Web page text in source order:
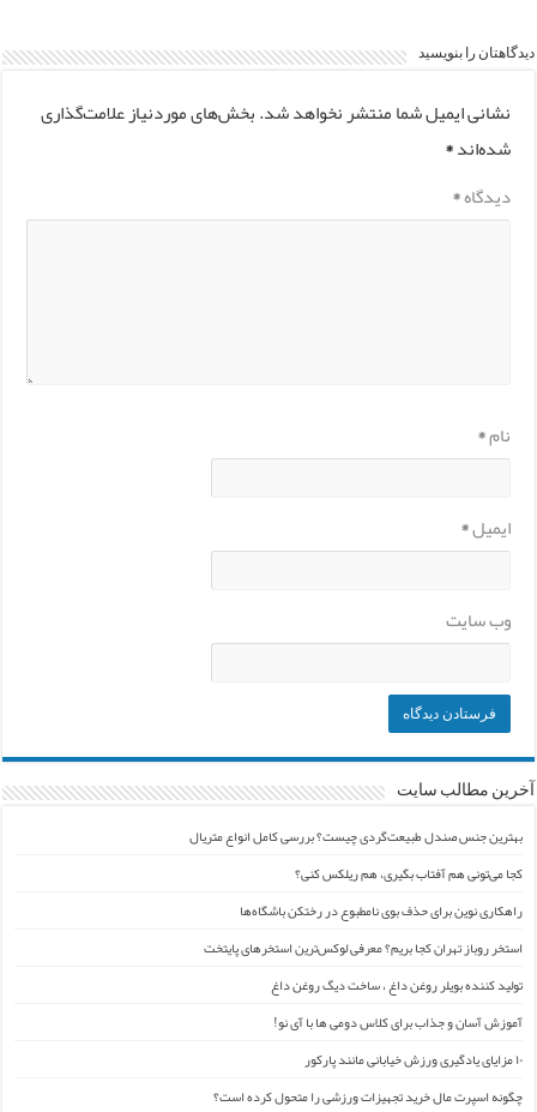
دیدگاهتان را بنویسید
نشانی ایمیل شما منتشر نخواهد شد.بخش‌های موردنیاز علامت‌گذاری
شده‌اند*
دیدگاه*
نام*
ایمیل*
وب‌ سایت
آخرین مطالب سایت
بهترین جنس صندل طبیعت‌گردی چیست؟ بررسی کامل انواع متریال
کجا می‌تونی هم آفتاب بگیری، هم ریلکس کنی؟
راهکاری نوین برای حذف بوی نامطبوع در رختکن باشگاه‌ها
استخر روباز تهران کجا بریم؟ معرفی لوکس‌ترین استخرهای پایتخت
تولید کننده بویلر روغن داغ ، ساخت دیگ روغن داغ
آموزش آسان و جذاب برای کلاس دومی ها با آی نو!
۱۰ مزایای یادگیری ورزش خیابانی مانند پارکور
چگونه اسپرت مال خرید تجهیزات ورزشی را متحول کرده است؟